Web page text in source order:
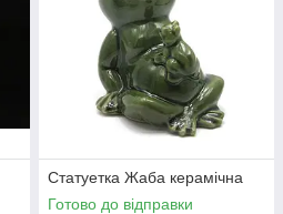
Статуетка Жаба керамічна
Готово до відправки